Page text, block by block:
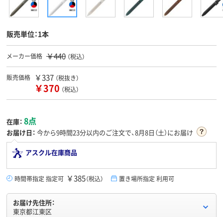
販売単位：1本
メーカー価格 ￥440 （税込）
販売価格 ￥337 （税抜き）
￥370 （税込）
在庫： 8点
お届け日： 今から9時間23分以内のご注文で、8月8日（土）にお届け
アスクル在庫商品
時間帯指定 指定可 ￥385（税込） 置き場所指定 利用可
お届け先住所：
東京都江東区